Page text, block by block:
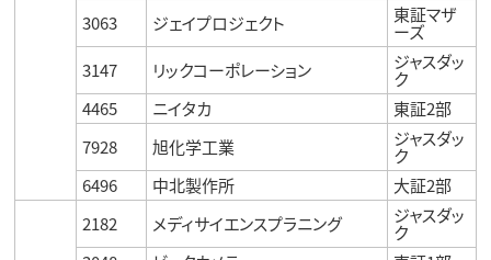
3063
ジェイプロジェクト 東証マザ
ーズ
3147
リックコーポレーション ジャスダッ
ク
4465
ニイタカ
東証2部
7928
旭化学工業 ジャスダッ
ク
6496
中北製作所
大証2部
2182
メディサイエンスプラニング ジャスダッ
ク